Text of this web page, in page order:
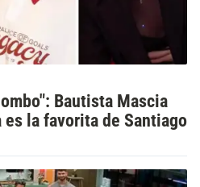
Bautista Mascia
la favorita de Santiago